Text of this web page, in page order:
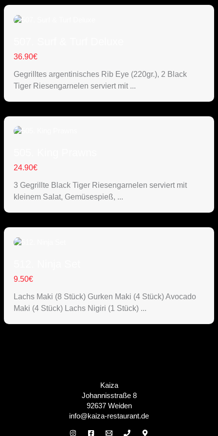
36.90€
Gegrilltes argentinisches Rib Eye (220gr.), 2 Black
Tiger Riesengarnelen serviert mit ...
24.90€
3 Gegrillte Black Tiger Riesengarnelen serviert mit
kleinem Salat, Gemüsespieß, ...
9.50€
Lachs Maki (8 Stück) Gurken Maki (4 Stück) Avocado
Maki (4 Stück) Lachs Nigiri (1 Stück) ...
Kaiza
Johannisstraße 8
92637 Weiden
info@kaiza-restaurant.de